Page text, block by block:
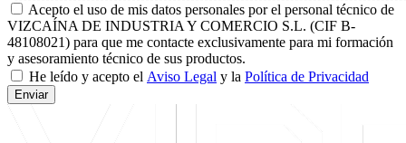
Acepto el uso de mis datos personales por el personal técnico de
VIZCAÍNA DE INDUSTRIA Y COMERCIO S.L. (CIF B-
48108021) para que me contacte exclusivamente para mi formación
y asesoramiento técnico de sus productos.
He leído y acepto el Aviso Legal y la Política de Privacidad
Enviar